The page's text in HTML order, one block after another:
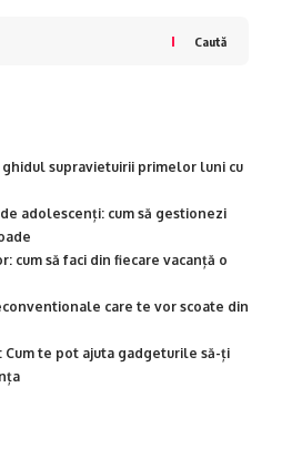
Caută
supravietuirii primelor luni cu
adolescenți: cum să gestionezi
cum să faci din fiecare vacanță o
care te vor scoate din
te pot ajuta gadgeturile să-ți